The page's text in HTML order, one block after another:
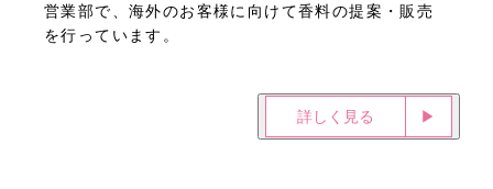
営業部で、海外のお客様に向けて香料の提案・販売
を行っています。
詳しく見る ▶︎